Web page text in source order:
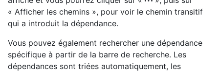
« Afficher les chemins », pour voir le chemin transitif
qui a introduit la dépendance.
Vous pouvez également rechercher une dépendance
spécifique à partir de la barre de recherche. Les
dépendances sont triées automatiquement, les